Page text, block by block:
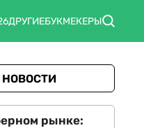
ДРУГИЕБУКМЕКЕРЫ
рынке: